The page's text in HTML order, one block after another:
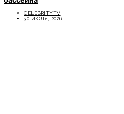
CELEBRITYTV
30 ИЮЛЯ, 2026